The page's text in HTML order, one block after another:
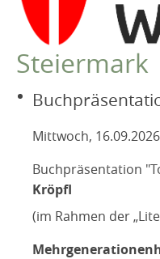
Steiermark
Mittwoch,
Buchpräsentation
Kröpfl
(im Rahmen der